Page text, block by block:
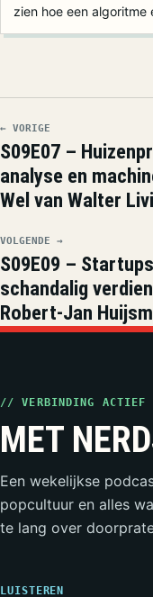
zien hoe een
← VORIGE
S09E07 –
analyse en
Wel van Walter
VOLGENDE →
S09E09 –
schandalig
Robert-Jan
// VERBINDING ACTIEF
MET
Een wekelijkse
popcultuur en alles
te lang over
LUISTEREN